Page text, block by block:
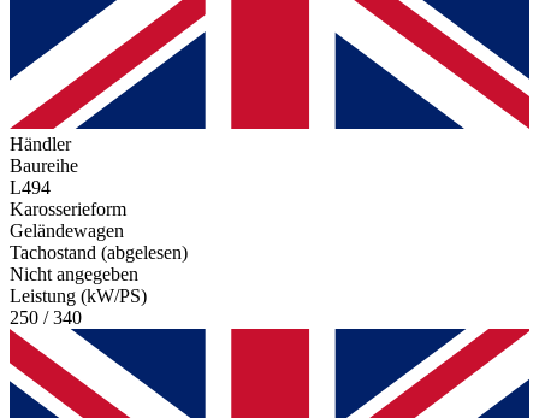
Händler
Baureihe
L494
Karosserieform
Geländewagen
Tachostand (abgelesen)
Nicht angegeben
Leistung (kW/PS)
250 / 340